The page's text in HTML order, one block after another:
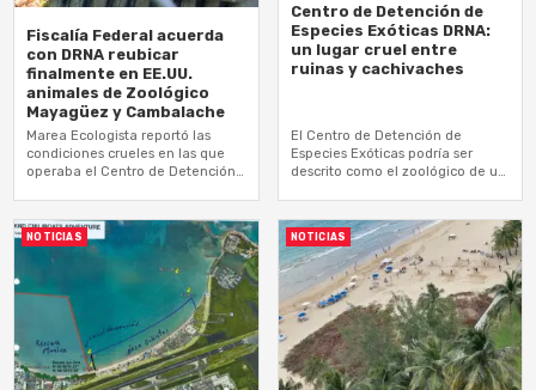
Fiscalía Federal acuerda
con DRNA reubicar
finalmente en EE.UU.
animales de Zoológico
Mayagüez y Cambalache
Marea Ecologista reportó las
condiciones crueles en las que
operaba el Centro de Detención
Centro de Detención de
Especies Exóticas DRNA:
un lugar cruel entre
ruinas y cachivaches
El Centro de Detención de
Especies Exóticas podría ser
descrito como el zoológico de un
entre cachivaches y…
NOTICIAS NOTICIAS